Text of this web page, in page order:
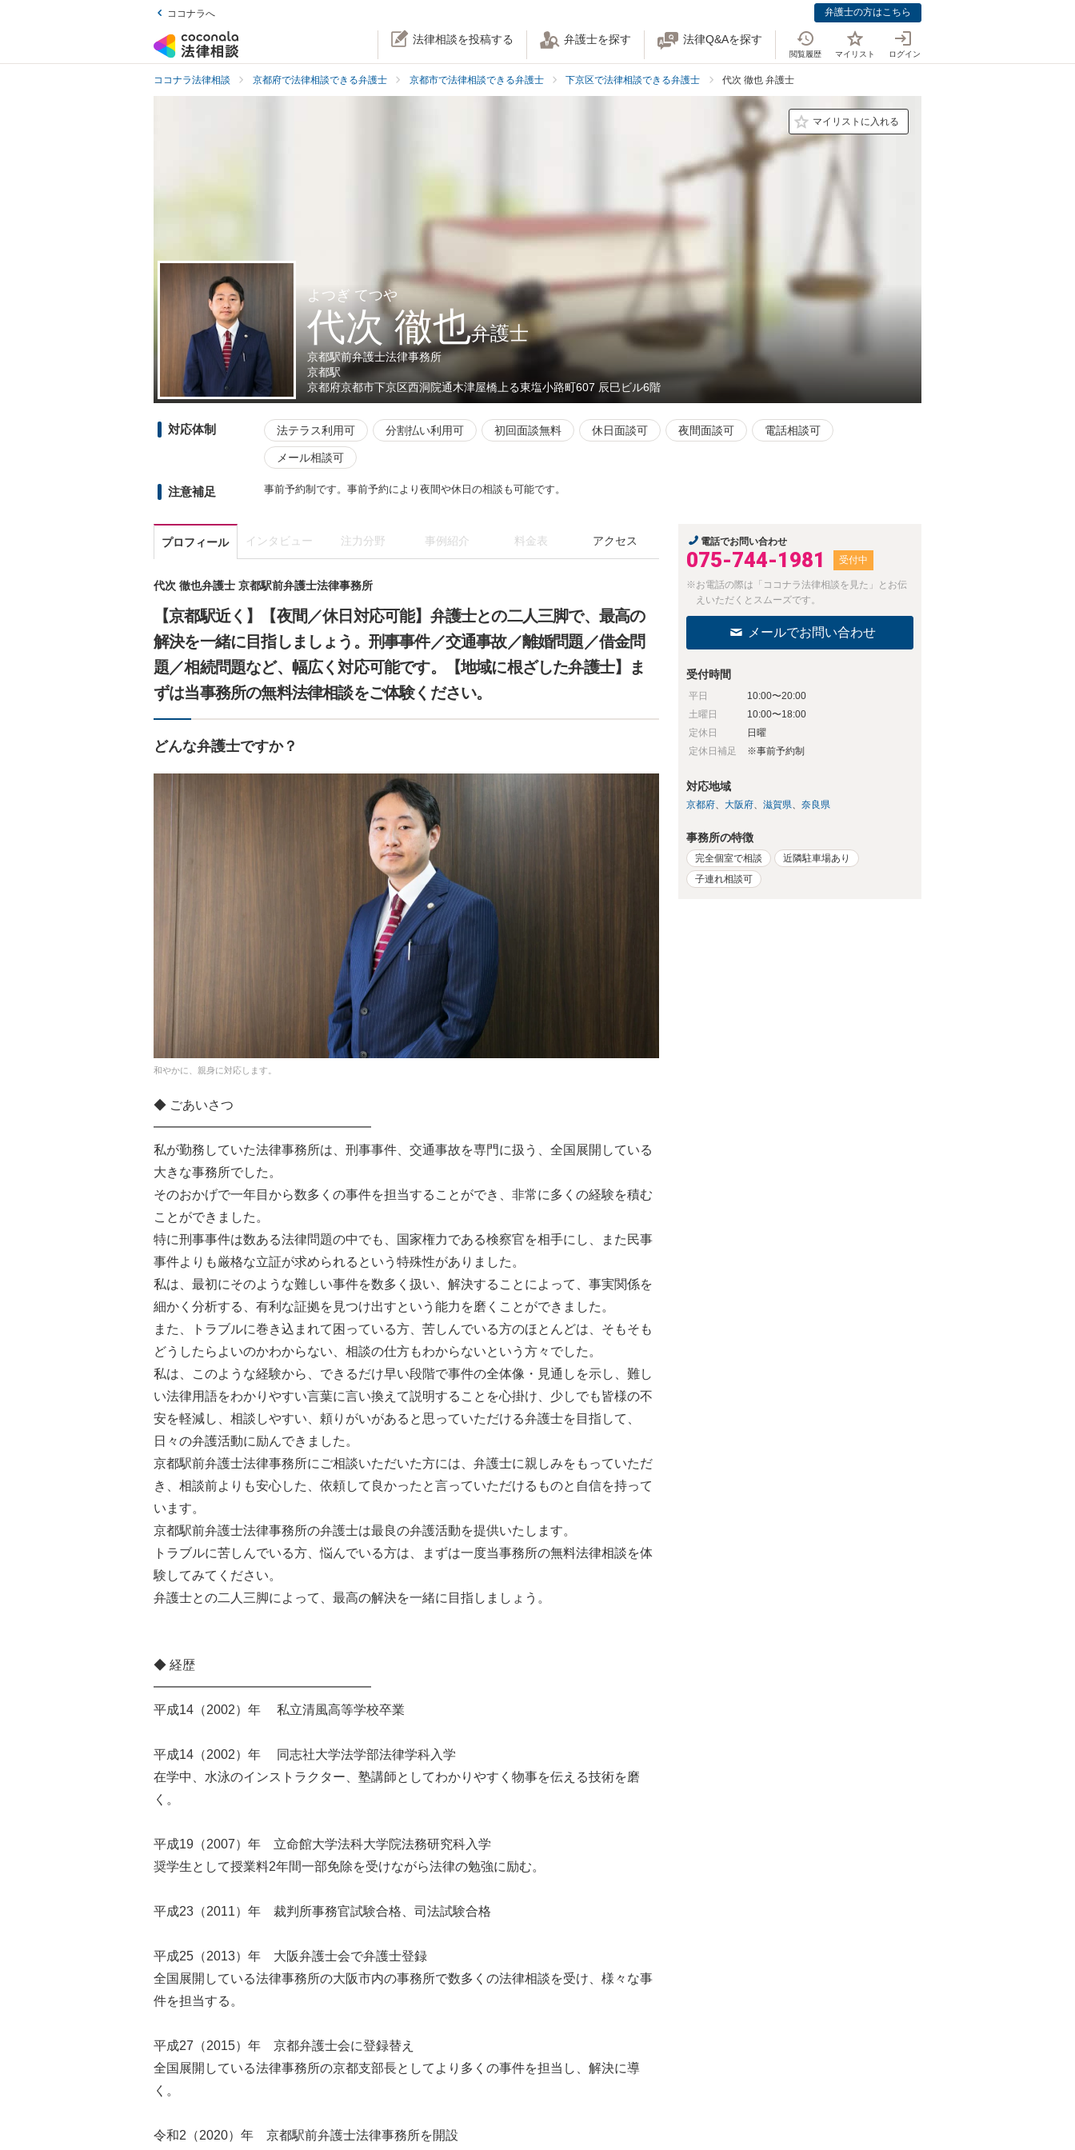
ココナラへ 弁護士の方はこちら
法律相談を投稿する 弁護士を探す 法律Q&Aを探す
閲覧履歴 マイリスト ログイン
ココナラ法律相談 京都府で法律相談できる弁護士 京都市で法律相談できる弁護士 下京区で法律相談できる弁護士 代次 徹也 弁護士
マイリストに入れる
よつぎ てつや
代次 徹也弁護士
京都駅前弁護士法律事務所
京都駅
京都府京都市下京区西洞院通木津屋橋上る東塩小路町607 辰巳ビル6階
対応体制 法テラス利用可 分割払い利用可 初回面談無料 休日面談可 夜間面談可 電話相談可
メール相談可
注意補足 事前予約制です。事前予約により夜間や休日の相談も可能です。
プロフィール インタビュー 注力分野 事例紹介 料金表 アクセス
代次 徹也弁護士 京都駅前弁護士法律事務所
【京都駅近く】【夜間／休日対応可能】弁護士との二人三脚で、最高の
解決を一緒に目指しましょう。刑事事件／交通事故／離婚問題／借金問
題／相続問題など、幅広く対応可能です。【地域に根ざした弁護士】ま
ずは当事務所の無料法律相談をご体験ください。
どんな弁護士ですか？
和やかに、親身に対応します。
◆ ごあいさつ
━━━━━━━━━━━━━━━━━
私が勤務していた法律事務所は、刑事事件、交通事故を専門に扱う、全国展開している
大きな事務所でした。
そのおかげで一年目から数多くの事件を担当することができ、非常に多くの経験を積む
ことができました。
特に刑事事件は数ある法律問題の中でも、国家権力である検察官を相手にし、また民事
事件よりも厳格な立証が求められるという特殊性がありました。
私は、最初にそのような難しい事件を数多く扱い、解決することによって、事実関係を
細かく分析する、有利な証拠を見つけ出すという能力を磨くことができました。
また、トラブルに巻き込まれて困っている方、苦しんでいる方のほとんどは、そもそも
どうしたらよいのかわからない、相談の仕方もわからないという方々でした。
私は、このような経験から、できるだけ早い段階で事件の全体像・見通しを示し、難し
い法律用語をわかりやすい言葉に言い換えて説明することを心掛け、少しでも皆様の不
安を軽減し、相談しやすい、頼りがいがあると思っていただける弁護士を目指して、
日々の弁護活動に励んできました。
京都駅前弁護士法律事務所にご相談いただいた方には、弁護士に親しみをもっていただ
き、相談前よりも安心した、依頼して良かったと言っていただけるものと自信を持って
います。
京都駅前弁護士法律事務所の弁護士は最良の弁護活動を提供いたします。
トラブルに苦しんでいる方、悩んでいる方は、まずは一度当事務所の無料法律相談を体
験してみてください。
弁護士との二人三脚によって、最高の解決を一緒に目指しましょう。
◆ 経歴
━━━━━━━━━━━━━━━━━
平成14（2002）年 私立清風高等学校卒業
平成14（2002）年 同志社大学法学部法律学科入学
在学中、水泳のインストラクター、塾講師としてわかりやすく物事を伝える技術を磨
く。
平成19（2007）年 立命館大学法科大学院法務研究科入学
奨学生として授業料2年間一部免除を受けながら法律の勉強に励む。
平成23（2011）年 裁判所事務官試験合格、司法試験合格
平成25（2013）年 大阪弁護士会で弁護士登録
全国展開している法律事務所の大阪市内の事務所で数多くの法律相談を受け、様々な事
件を担当する。
平成27（2015）年 京都弁護士会に登録替え
全国展開している法律事務所の京都支部長としてより多くの事件を担当し、解決に導
く。
令和2（2020）年 京都駅前弁護士法律事務所を開設
電話でお問い合わせ
075-744-1981 受付中
※お電話の際は「ココナラ法律相談を見た」とお伝
えいただくとスムーズです。
メールでお問い合わせ
受付時間
平日
10:00〜20:00
土曜日
10:00〜18:00
定休日
日曜
定休日補足
※事前予約制
対応地域
京都府 大阪府 滋賀県 奈良県
事務所の特徴
完全個室で相談
近隣駐車場あり
子連れ相談可